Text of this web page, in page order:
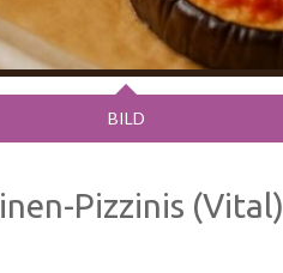
BILD
Pizzinis (Vital)